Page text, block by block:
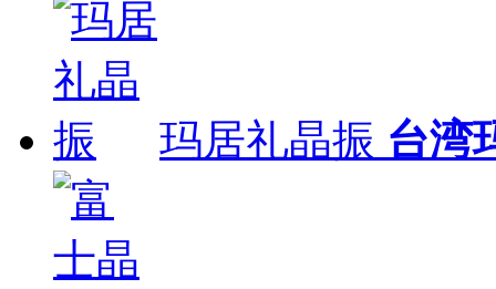
玛居礼晶振 台湾